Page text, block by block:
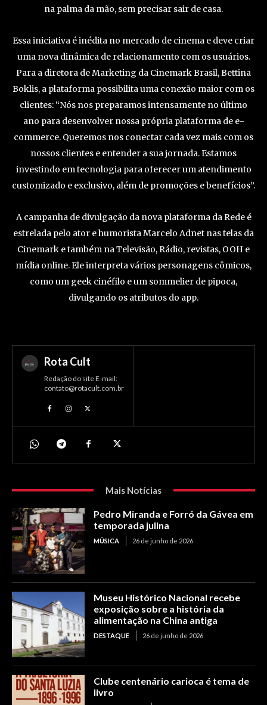
na palma da mão, sem precisar sair de casa.
Essa iniciativa é inédita no mercado de cinema e deve criar
uma nova dinâmica de relacionamento com os usuários.
Para a diretora de Marketing da Cinemark Brasil, Bettina
Boklis, a plataforma possibilita uma conexão maior com os
clientes: “Nós nos preparamos intensamente no último
ano para desenvolver nossa própria plataforma de e-
commerce. Queremos nos conectar cada vez mais com os
nossos clientes e entender a sua jornada. Estamos
investindo em tecnologia para oferecer um atendimento
customizado e exclusivo, além de promoções e benefícios”.
A campanha de divulgação da nova plataforma da Rede é
estrelada pelo ator e humorista Marcelo Adnet nas telas da
Cinemark e também na Televisão, Rádio, revistas, OOH e
mídia online. Ele interpreta vários personagens cômicos,
como um geek cinéfilo e um sommelier de pipoca,
divulgando os atributos do app.
Rota Cult
Redação do site E-mail:
contato@rotacult.com.br
Mais Notícias
Pedro Miranda e Forró da Gávea em
temporada julina
MÚSICA 26 de junho de 2026
Museu Histórico Nacional recebe
exposição sobre a história da
alimentação na China antiga
DESTAQUE 26 de junho de 2026
Clube centenário carioca é tema de
livro